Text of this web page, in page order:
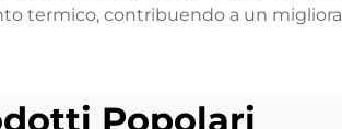
termico, contribuendo a un
Popolari